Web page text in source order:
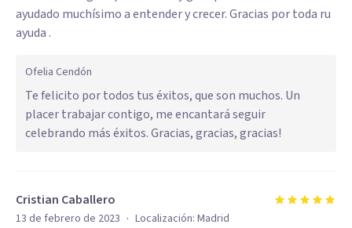
ayudado muchísimo a entender y crecer. Gracias por toda ru
ayuda .
Ofelia Cendón
Te felicito por todos tus éxitos, que son muchos. Un
placer trabajar contigo, me encantará seguir
celebrando más éxitos. Gracias, gracias, gracias!
Cristian Caballero
13 de febrero de 2023 · Localización: Madrid